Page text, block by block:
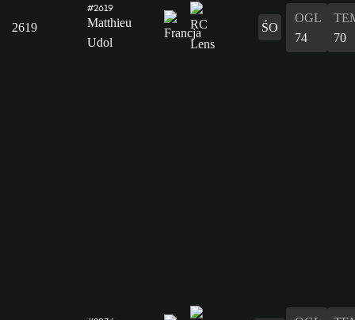
2619
#2619
Matthieu
Udol
ŚO
OGL
74
70